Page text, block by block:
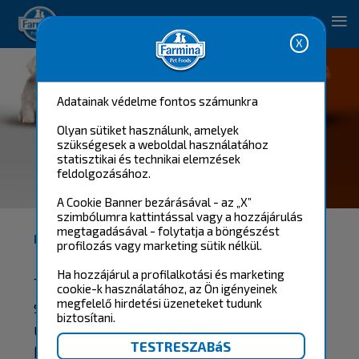
Adatainak védelme fontos számunkra
Olyan sütiket használunk, amelyek
szükségesek a weboldal használatához
statisztikai és technikai elemzések
feldolgozásához.
A Cookie Banner bezárásával - az „X”
szimbólumra kattintással vagy a hozzájárulás
megtagadásával - folytatja a böngészést
profilozás vagy marketing sütik nélkül.
Ha hozzájárul a profilalkotási és marketing
cookie-k használatához, az Ön igényeinek
megfelelő hirdetési üzeneteket tudunk
biztosítani.
Happy pet. Happy you.
Happy pet. Happy you.
N&D WHITE AND BROWN
MEGOLDÁS A PUHA ÉS FÉNYES SZŐRZETÉRT
Tudjuk, hogy a puha és fényes
szőrzet egy egészséges kutyára
utal. Ezért alkottuk meg az új
Farmina N&D White és Brown